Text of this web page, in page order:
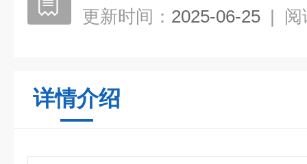
更新时间： 2025-06-25 | 阅
详情介绍